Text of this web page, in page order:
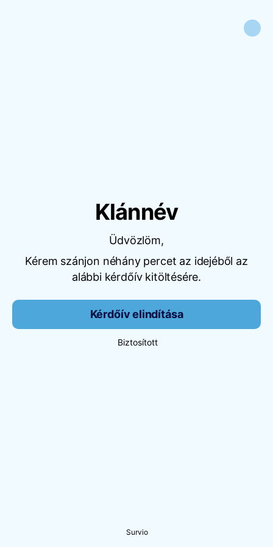
Klánnév
Üdvözlöm,
Kérem szánjon néhány percet az idejéből az
alábbi kérdőív kitöltésére.
Kérdőív elindítása
Biztosított
Survio